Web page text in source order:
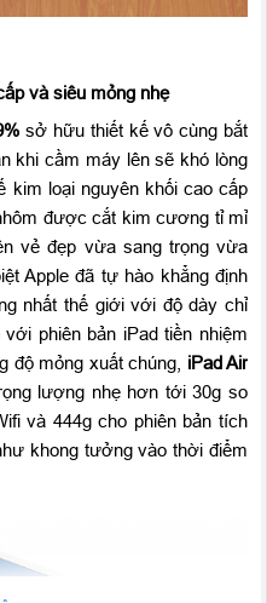
và siêu mỏng nhẹ
sở hữu thiết kế vô cùng bắt
khi cầm máy lên sẽ khó lòng
kim loại nguyên khối cao cấp
được cắt kim cương tỉ mỉ
vẻ đẹp vừa sang trọng vừa
Apple đã tự hào khẳng định
nhất thế giới với độ dày chỉ
phiên bản iPad tiền nhiệm
độ mỏng xuất chúng, iPad Air
lượng nhẹ hơn tới 30g so
và 444g cho phiên bản tích
khong tưởng vào thời điểm